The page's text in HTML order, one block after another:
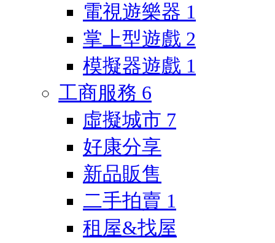
電視遊樂器 1
掌上型遊戲 2
模擬器遊戲 1
工商服務 6
虛擬城市 7
好康分享
新品販售
二手拍賣 1
租屋&找屋